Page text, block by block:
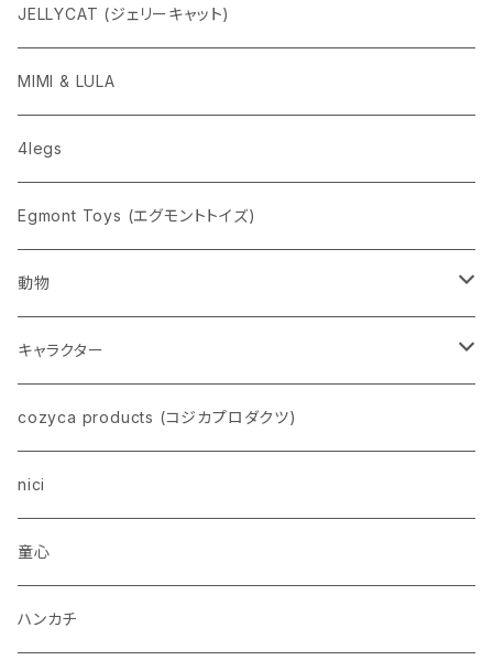
ニューレトロ
penco
nahe
pppppins（ピーーーーンズ）
JELLYCAT (ジェリーキャット)
MIMI & LULA
4legs
Egmont Toys (エグモントトイズ)
動物
ネコ
イヌ
トイプードル
柴犬
ウザギ
パンダ
リス
キャラクター
スヌーピー
モンチッチ
ムーミン
ちいかわ
cozyca products (コジカプロダクツ)
nici
童心
ハンカチ